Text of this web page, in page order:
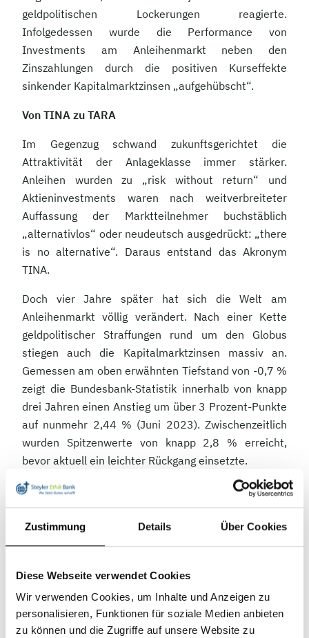
Zustimmung Details Über Cookies
Diese Webseite verwendet Cookies
Wir verwenden Cookies, um Inhalte und Anzeigen zu
personalisieren, Funktionen für soziale Medien anbieten
zu können und die Zugriffe auf unsere Website zu
geldpolitischen Lockerungen reagierte.
Infolgedessen wurde die Performance von
Investments am Anleihenmarkt neben den
Zinszahlungen durch die positiven Kurseffekte
sinkender Kapitalmarktzinsen „aufgehübscht“.
Von TINA zu TARA
Im Gegenzug schwand zukunftsgerichtet die
Attraktivität der Anlageklasse immer stärker.
Anleihen wurden zu „risk without return“ und
Aktieninvestments waren nach weitverbreiteter
Auffassung der Marktteilnehmer buchstäblich
„alternativlos“ oder neudeutsch ausgedrückt: „there
is no alternative“. Daraus entstand das Akronym
TINA.
Doch vier Jahre später hat sich die Welt am
Anleihenmarkt völlig verändert. Nach einer Kette
geldpolitischer Straffungen rund um den Globus
stiegen auch die Kapitalmarktzinsen massiv an.
Gemessen am oben erwähnten Tiefstand von -0,7 %
zeigt die Bundesbank-Statistik innerhalb von knapp
drei Jahren einen Anstieg um über 3 Prozent-Punkte
auf nunmehr 2,44 % (Juni 2023). Zwischenzeitlich
wurden Spitzenwerte von knapp 2,8 % erreicht,
bevor aktuell ein leichter Rückgang einsetzte.
Noch ausgeprägter verlief dieser Trend in Segmenten
des Anleihenmarktes, die gemeinhin mit höheren
Risiken assoziiert werden. Die Rendite italienischer
Staatsanleihen ist beispielsweise auf über 4 %
Risikoaufschläge haben sich gegenüber ihren
Tiefständen also deutlich ausgeweitet.
Die beschriebene Entwicklung hat weltweit